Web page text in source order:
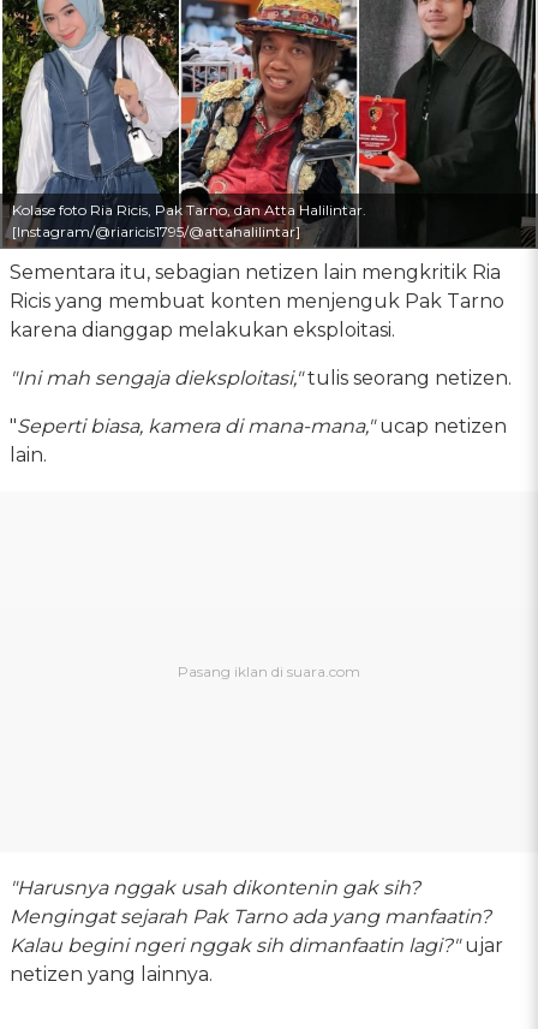
Kolase foto Ria Ricis, Pak Tarno, dan Atta Halilintar.
[Instagram/@riaricis1795/@attahalilintar]
Sementara itu, sebagian netizen lain mengkritik Ria
Ricis yang membuat konten menjenguk Pak Tarno
karena dianggap melakukan eksploitasi.
"Ini mah sengaja dieksploitasi,"tulis seorang netizen.
"Seperti biasa, kamera di mana-mana,"ucap netizen
lain.
"Harusnya nggak usah dikontenin gak sih?
Mengingat sejarah Pak Tarno ada yang manfaatin?
Kalau begini ngeri nggak sih dimanfaatin lagi?"ujar
netizen yang lainnya.